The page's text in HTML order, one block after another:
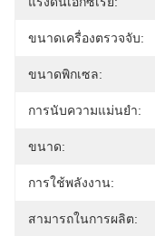
ขนาดเครื่องตรวจจับ:
ขนาดพิกเซล:
การนับความแม่นยำ:
ขนาด:
การใช้พลังงาน:
สามารถในการผลิต: